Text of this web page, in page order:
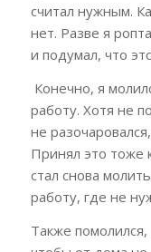
считал нужным.
нет. Разве я
и подумал, что
Конечно, я
работу. Хотя не
не
Принял это тоже
стал снова
работу, где не
Также